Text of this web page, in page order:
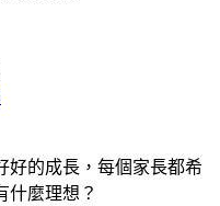
好的成長，每個家長都希
什麼理想？